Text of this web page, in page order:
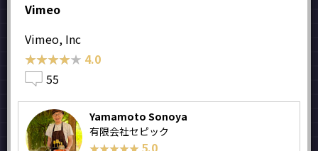
Vimeo
Vimeo, Inc
★★★★★
★★★★★ 4.0
55
Yamamoto Sonoya
有限会社セピック
5.0